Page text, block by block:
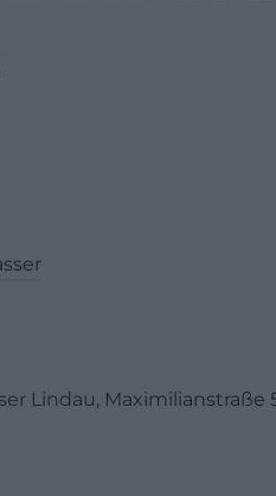
Lindau, Maximilianstraße